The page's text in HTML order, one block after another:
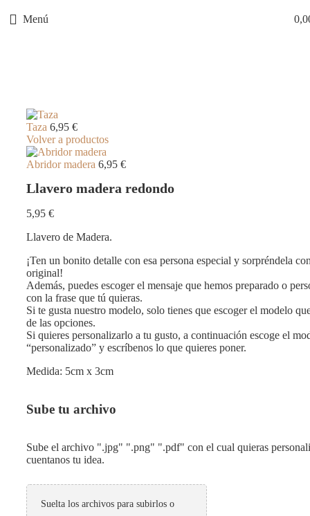
Menú
Taza 6,95 €
Volver a productos
Abridor madera 6,95 €
Llavero madera redondo
5,95 €
Llavero de Madera.
¡Ten un bonito detalle con esa persona especial y sorpréndela
original!
Además, puedes escoger el mensaje que hemos preparado o
con la frase que tú quieras.
Si te gusta nuestro modelo, solo tienes que escoger el modelo
de las opciones.
Si quieres personalizarlo a tu gusto, a continuación escoge el
“personalizado” y escríbenos lo que quieres poner.
Medida: 5cm x 3cm
Sube tu archivo
Sube el archivo ".jpg" ".png" ".pdf" con el cual quieras
cuentanos tu idea.
Suelta los archivos para subirlos o